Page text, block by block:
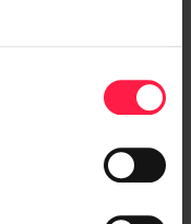
sopiva
ystävältäsi.